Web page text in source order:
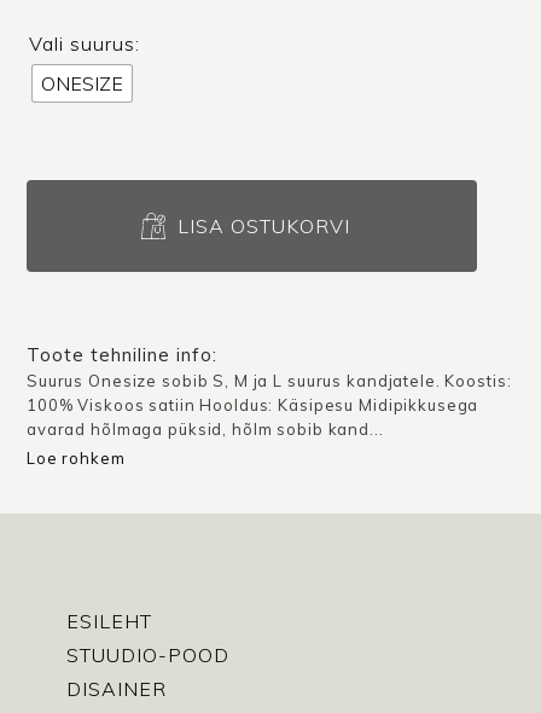
Vali suurus:
ONESIZE
kogus
LISA OSTUKORVI
Toote tehniline info:
Suurus Onesize sobib S, M ja L suurus kandjatele. Koostis:
100% Viskoos satiin Hooldus: Käsipesu Midipikkusega
avarad hõlmaga püksid, hõlm sobib kand...
Loe rohkem
ESILEHT
STUUDIO-POOD
DISAINER